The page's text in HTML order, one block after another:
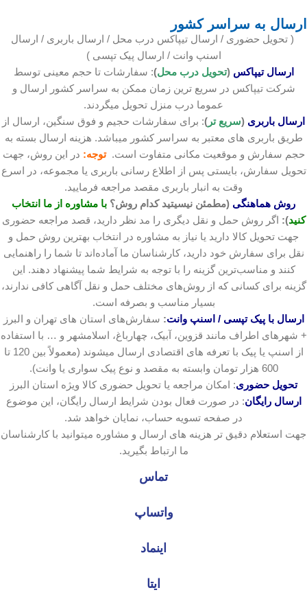
ارسال به سراسر کشور
( تحویل حضوری / ارسال تیپاکس درب محل / ارسال باربری / ارسال
اسنپ وانت / ارسال پیک تپسی )
ارسال تیپاکس (تحویل درب محل): سفارشات تا حجم معینی توسط
شرکت تیپاکس در سریع ترین زمان ممکن به سراسر کشور ارسال و
عموما درب منزل تحویل میگردند.
ارسال باربری (سریع تر ): برای سفارشات حجیم و فوق سنگین، ارسال از
طریق باربری های معتبر به سراسر کشور میباشد. هزینه ارسال بسته به
حجم سفارش و موقعیت مکانی متفاوت است. توجه: در این روش، جهت
تحویل سفارش، بایستی پس از اطلاع رسانی باربری یا مجموعه، در اسرع
وقت به انبار باربری مقصد مراجعه فرمایید.
روش هماهنگی (مطمئن نیسیتید کدام روش؟ با مشاوره از ما انتخاب
کنید): اگر روش حمل و نقل دیگری را مد نظر دارید، قصد مراجعه حضوری
جهت تحویل کالا دارید یا نیاز به مشاوره در انتخاب بهترین روش حمل و
نقل برای سفارش خود دارید، کارشناسان ما آماده‌اند تا شما را راهنمایی
کنند و مناسب‌ترین گزینه را با توجه به شرایط شما پیشنهاد دهند. این
گزینه برای کسانی که از روش‌های مختلف حمل و نقل آگاهی کافی ندارند،
بسیار مناسب و بصرفه است.
ارسال با پیک تپسی / اسنپ وانت: سفارش‌های استان های تهران و البرز
+ شهرهای اطراف مانند قزوین، آبیک، چهارباغ، اسلامشهر و … با استفاده
از اسنپ یا پیک با تعرفه های اقتصادی ارسال میشوند (معمولاً بین 120 تا
600 هزار تومان وابسته به مقصد و نوع پیک سواری یا وانت).
تحویل حضوری: امکان مراجعه یا تحویل حضوری کالا ویژه استان البرز
ارسال رایگان: در صورت فعال بودن شرایط ارسال رایگان، این موضوع
در صفحه تسویه حساب، نمایان خواهد شد.
جهت استعلام دقیق تر هزینه های ارسال و مشاوره میتوانید با کارشناسان
ما ارتباط بگیرید.
تماس
واتساپ
اینماد
ایتا